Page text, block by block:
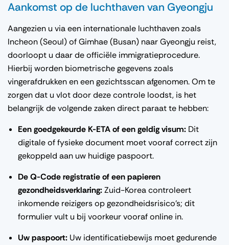
Aankomst op de luchthaven van Gyeongju
Aangezien u via een internationale luchthaven zoals
Incheon (Seoul) of Gimhae (Busan) naar Gyeongju reist,
doorloopt u daar de officiële immigratieprocedure.
Hierbij worden biometrische gegevens zoals
vingerafdrukken en een gezichtsscan afgenomen. Om te
zorgen dat u vlot door deze controle loodst, is het
belangrijk de volgende zaken direct paraat te hebben:
Een goedgekeurde K-ETA of een geldig visum: Dit
digitale of fysieke document moet vooraf correct zijn
gekoppeld aan uw huidige paspoort.
De Q-Code registratie of een papieren
gezondheidsverklaring:Zuid-Korea controleert
inkomende reizigers op gezondheidsrisico's; dit
formulier vult u bij voorkeur vooraf online in.
Uw paspoort: Uw identificatiebewijs moet gedurende